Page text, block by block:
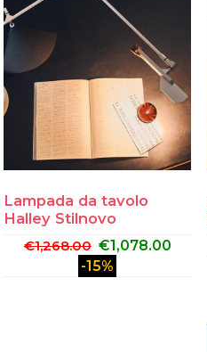
Lampada da tavolo
Halley Stilnovo
€1,268.00 €1,078.00
-15%